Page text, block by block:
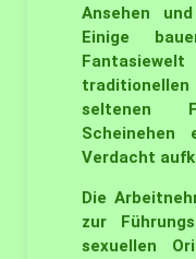
Ansehen
Einige
seltenen
Scheinehen
Verdacht
Die
zur
sexuellen